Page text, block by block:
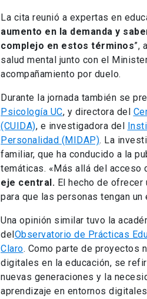
La cita reunió a expertas en
aumento en la demanda y
complejo en estos términos”,
salud mental junto con el
acompañamiento por duelo.
Durante la jornada también se
Psicología UC, y directora del
(CUIDA), e investigadora del
Personalidad (MIDAP). La
familiar, que ha conducido a la
temáticas. «Más allá del acceso
eje central. El hecho de ofrecer
para que las personas tengan
Una opinión similar tuvo la
delObservatorio de Prácticas
Claro. Como parte de proyectos
digitales en la educación, se
nuevas generaciones y la
aprendizaje en entornos